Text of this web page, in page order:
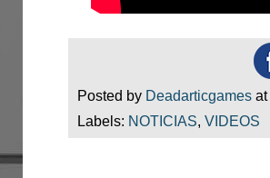
Posted by Deadarticgames at
Labels: NOTICIAS, VIDEOS